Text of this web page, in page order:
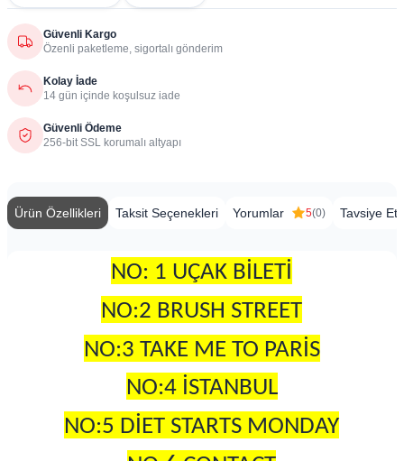
Güvenli Kargo
Özenli paketleme, sigortalı gönderim
Kolay İade
14 gün içinde koşulsuz iade
Güvenli Ödeme
256-bit SSL korumalı altyapı
Ürün Özellikleri Taksit Seçenekleri Yorumlar 5(0) Tavsiye Et
NO: 1 UÇAK BİLETİ
NO:2 BRUSH STREET
NO:3 TAKE ME TO PARİS
NO:4 İSTANBUL
NO:5 DİET STARTS MONDAY